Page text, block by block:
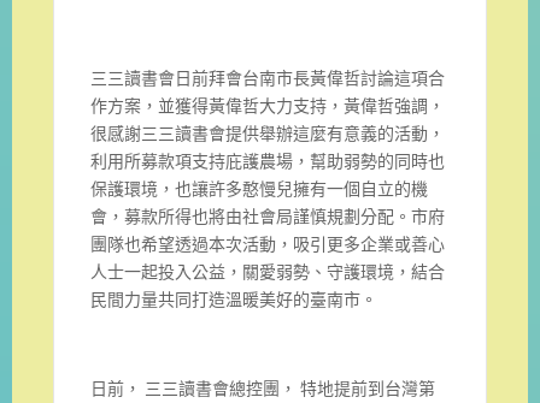
三三讀書會日前拜會台南市長黃偉哲討論這項合
作方案，並獲得黃偉哲大力支持，黃偉哲強調，
很感謝三三讀書會提供舉辦這麼有意義的活動，
利用所募款項支持庇護農場，幫助弱勢的同時也
保護環境，也讓許多憨慢兒擁有一個自立的機
會，募款所得也將由社會局謹慎規劃分配。市府
團隊也希望透過本次活動，吸引更多企業或善心
人士一起投入公益，關愛弱勢、守護環境，結合
民間力量共同打造溫暖美好的臺南市。
日前， 三三讀書會總控團， 特地提前到台灣第